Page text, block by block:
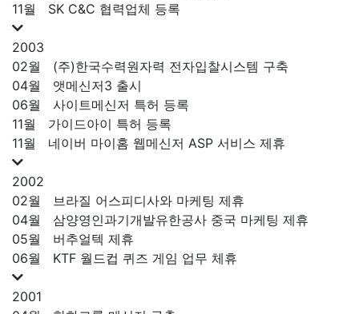
11월
SK C&C 협력업체 등록
2003
02월
(주)한국수력원자력 전자입찰시스템 구축
04월
앳메신저3 출시
06월
사이트메신저 특허 등록
11월
가이드아이 특허 등록
11월
네이버 마이홈 웹메신저 ASP 서비스 제휴
2002
02월
브라질 어스피디사와 마케팅 제휴
04월
삼양영인과기개발유한공사 중국 마케팅 제휴
05월
버추얼텍 제휴
06월
KTF 월드컵 퀴즈 게임 업무 체휴
2001